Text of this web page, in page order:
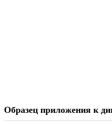
Образец приложения к